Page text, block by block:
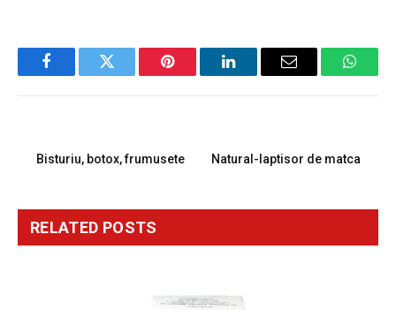
FacebookTwitter Pinterest LinkedInEmail
Bisturiu, botox, frumusete Natural-laptisor de matca
RELATED POSTS